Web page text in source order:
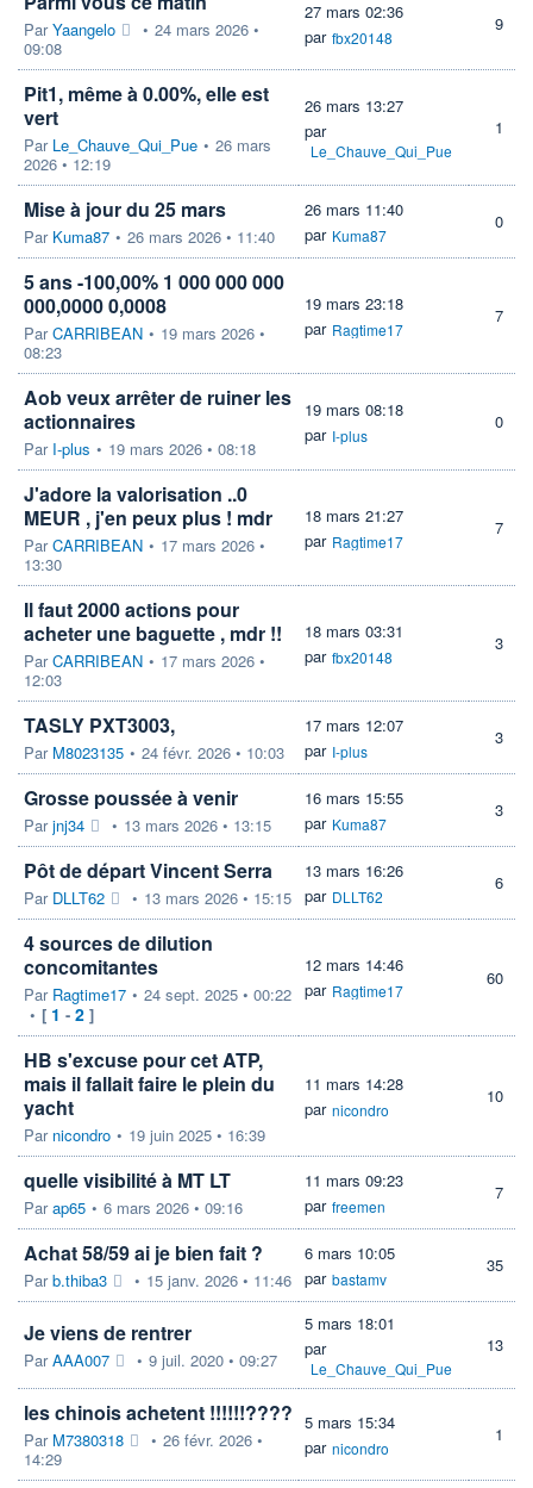
ParYaangelo • 24 mars 2026 •
09:08
27 mars 02:36
par fbx20148
9
Pit1, même à 0.00%, elle est
vert
Par Le_Chauve_Qui_Pue • 26 mars
2026 • 12:19
26 mars 13:27
par
Le_Chauve_Qui_Pue
1
Mise à jour du 25 mars
Par Kuma87 • 26 mars 2026 • 11:40
26 mars 11:40
par Kuma87
0
5 ans -100,00% 1 000 000 000
000,0000 0,0008
ParCARRIBEAN • 19 mars 2026 •
08:23
19 mars 23:18
par Ragtime17
7
Aob veux arrêter de ruiner les
actionnaires
Par I-plus • 19 mars 2026 • 08:18
19 mars 08:18
par I-plus
0
J'adore la valorisation ..0
MEUR , j'en peux plus ! mdr
ParCARRIBEAN • 17 mars 2026 •
13:30
18 mars 21:27
par Ragtime17
7
Il faut 2000 actions pour
acheter une baguette , mdr !!
ParCARRIBEAN • 17 mars 2026 •
12:03
18 mars 03:31
par fbx20148
3
TASLY PXT3003,
Par M8023135 • 24 févr. 2026 • 10:03
17 mars 12:07
par I-plus
3
Grosse poussée à venir
Parjnj34 • 13 mars 2026 • 13:15
16 mars 15:55
par Kuma87
3
Pôt de départ Vincent Serra
Par DLLT62 • 13 mars 2026 • 15:15
13 mars 16:26
par DLLT62
6
4 sources de dilution
concomitantes
Par Ragtime17 • 24 sept. 2025 • 00:22
• [ 1 - 2 ]
12 mars 14:46
par Ragtime17
60
HB s'excuse pour cet ATP,
mais il fallait faire le plein du
yacht
Par nicondro • 19 juin 2025 • 16:39
11 mars 14:28
par nicondro
10
quelle visibilité à MT LT
Parap65 • 6 mars 2026 • 09:16
11 mars 09:23
par freemen
7
Achat 58/59 ai je bien fait ?
Parb.thiba3 • 15 janv. 2026 • 11:46
6 mars 10:05
par bastamv
35
Je viens de rentrer
ParAAA007 • 9 juil. 2020 • 09:27
5 mars 18:01
par
Le_Chauve_Qui_Pue
13
les chinois achetent !!!!!!????
Par M7380318 • 26 févr. 2026 •
14:29
5 mars 15:34
par nicondro
1